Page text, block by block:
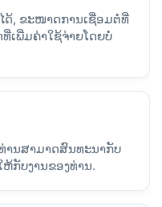
ໄດ້, ຂະໜາດການເຊື່ອມຕໍ່ທີ່
ເພີ່ມຄ່າໃຊ້ຈ່າຍໂດຍບໍ່
ານສາມາດສົນທະນາກັບ
ກັບງານຂອງທ່ານ.